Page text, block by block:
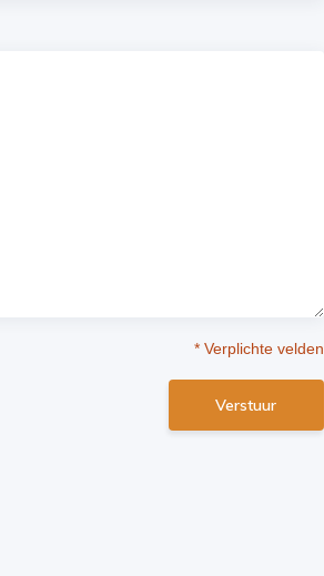
* Verplichte velden
Verstuur